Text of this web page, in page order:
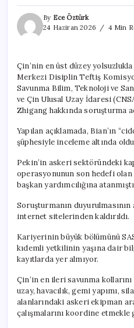
By Ece Öztürk
24 Haziran 2026
4 Min
Çin’nin en üst düzey
Merkezi Disiplin Teftiş
Savunma Bilim, Teknoloji ve
ve Çin Ulusal Uzay İdaresi
Zhigang hakkında soruşturma
Yapılan açıklamada, Bian’ın
şüphesiyle inceleme altında
Pekin’in askeri sektöründeki
operasyonunun son hedefi olan
başkan yardımcılığına
Soruşturmanın
internet sitelerinden kaldırıldı.
Kariyerinin büyük bölümünü
kıdemli yetkilinin yaşına dair
kayıtlarda yer almıyor.
Çin’in en ileri savunma
uzay, havacılık, gemi yapımı,
alanlarındaki askeri ekipman
çalışmalarını koordine etmekle